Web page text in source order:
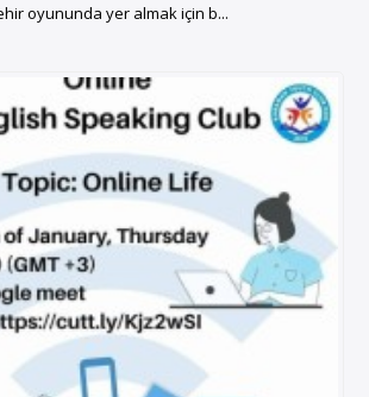
oyununda yer almak için b...